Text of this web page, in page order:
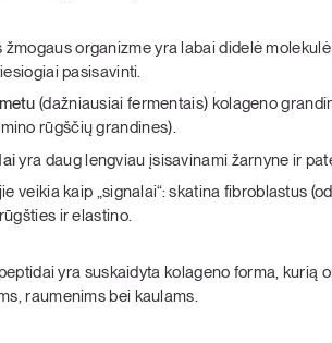
organizme yra labai didelė
pasisavinti.
(dažniausiai fermentais) kolageno
rūgščių grandines).
yra daug lengviau įsisavinami žarnyne ir
veikia kaip „signalai“: skatina fibroblastus
ir elastino.
yra suskaidyta kolageno forma, kurią
raumenims bei kaulams.